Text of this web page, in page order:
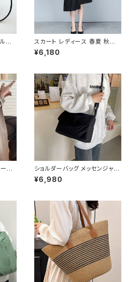
ダ
グ
ア
スカート レディース 春夏 秋冬
春 夏 秋 冬 黒 プリーツスカート
ミディアム丈 プリーツ アシンメ
きれいめ オフィスカジュアル 上
品 切り替え ミディアム ひざ下
ひざ丈 ブラック オフィス カジュ
アル OL 上品 大人 10代 20代
30代 40代 C-SAW0020
¥6,180
ス
勤
ショルダーバッグ メッセンジャー
バッグ 韓国バッグ レディース 斜
めがけ 軽量 シンプル 大容量 可
レッド ピンク K-B0208
¥6,980